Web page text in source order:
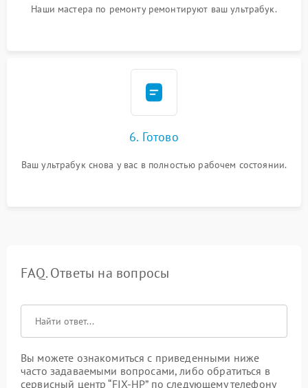
Наши мастера по ремонту ремонтируют ваш ультрабук.
6. Готово
Ваш ультрабук снова у вас в полностью рабочем состоянии.
FAQ. Ответы на вопросы
Вы можете ознакомиться с приведенными ниже
часто задаваемыми вопросами, либо обратиться в
сервисный центр “FIX-HP” по следующему телефону